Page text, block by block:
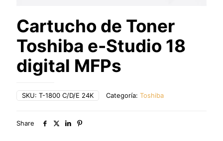
Cartucho de Toner
Toshiba e-Studio 18
digital MFPs
SKU: T-1800 C/D/E 24K Categoría: Toshiba
Share